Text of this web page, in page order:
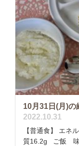
10月31日(月)の
2022.10.31
【普通食】 エ
質16.2g ご飯